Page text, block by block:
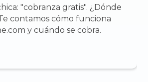
"cobranza gratis". ¿Dónde
contamos cómo funciona
y cuándo se cobra.